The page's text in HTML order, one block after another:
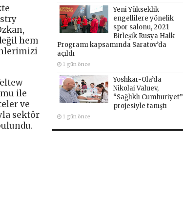
hem
ile
ve
sektör
Yeni Yükseklik
engellilere yönelik
spor salonu, 2021
Birleşik Rusya Halk
Programı kapsamında Saratov’da
açıldı
1 gün önce
Yoshkar-Ola’da
Nikolai Valuev,
“Sağlıklı Cumhuriyet”
projesiyle tanıştı
1 gün önce